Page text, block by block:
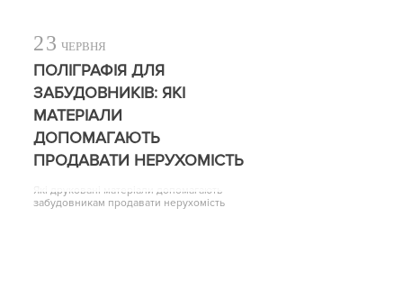
23 ЧЕРВНЯ
ПОЛІГРАФІЯ ДЛЯ
ЗАБУДОВНИКІВ: ЯКІ
МАТЕРІАЛИ
ДОПОМАГАЮТЬ
ПРОДАВАТИ НЕРУХОМІСТЬ
Які друковані матеріали допомагають
забудовникам продавати нерухомість